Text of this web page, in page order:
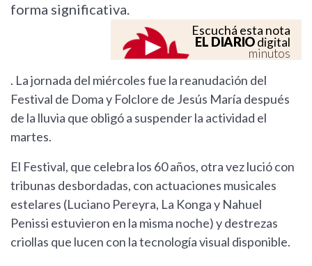
forma significativa.
Escuchá esta nota
EL DIARIOdigital
minutos
. La jornada del miércoles fue la reanudación del
Festival de Doma y Folclore de Jesús María después
de la lluvia que obligó a suspender la actividad el
martes.
El Festival, que celebra los 60 años, otra vez lució con
tribunas desbordadas, con actuaciones musicales
estelares (Luciano Pereyra, La Konga y Nahuel
Penissi estuvieron en la misma noche) y destrezas
criollas que lucen con la tecnología visual disponible.